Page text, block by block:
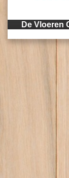
De Vloeren